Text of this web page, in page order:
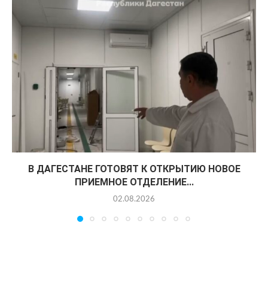
В ДАГЕСТАНЕ ГОТОВЯТ К ОТКРЫТИЮ НОВОЕ
ПРИЕМНОЕ ОТДЕЛЕНИЕ...
02.08.2026